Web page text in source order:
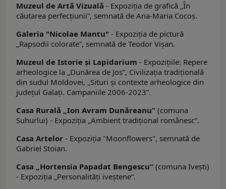
Muzeul de Artă Vizuală - Expoziția de grafică „În
căutarea perfecțiunii”, semnată de Ana-Maria Cocoș.
Galeria "Nicolae Mantu" - Expoziția de pictură
„Rapsodii colorate”, semnată de Teodor Vișan.
Muzeul de Istorie şi Lapidarium - Expoziţiile: Repere
arheologice la „Dunărea de Jos”, Civilizaţia tradiţională
din sudul Moldovei, „Situri şi contexte arheologice din
judeţul Galaţi. Campaniile 2006-2023”.
Casa Rurală „Ion Avram Dunăreanu“ (comuna
Suhurlui) - Expoziţia „Ambient tradiţional românesc“.
Casa Artelor - Expoziţia "Moonflowers", semnată de
Gabriel Stoian.
Casa „Hortensia Papadat Bengescu“ (comuna Iveşti)
- Expoziţia „Personalităţi iveştene“.